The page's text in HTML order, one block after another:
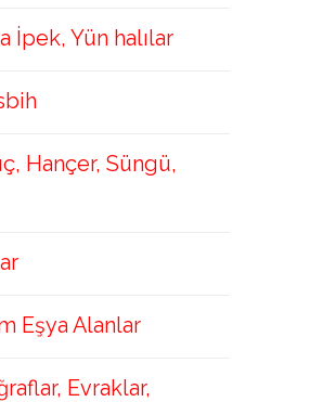
İpek, Yün halılar
Hançer, Süngü,
Eşya Alanlar
Evraklar,